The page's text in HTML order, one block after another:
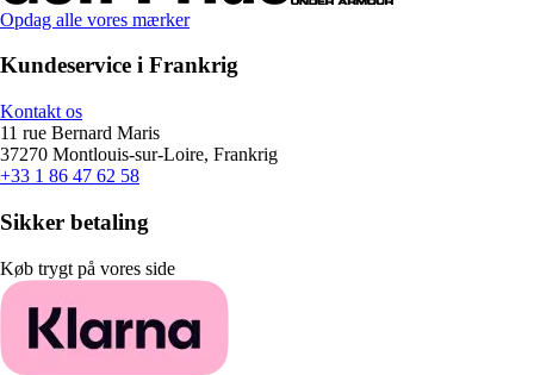
Opdag alle vores mærker
Kundeservice i Frankrig
Kontakt os
11 rue Bernard Maris
37270 Montlouis-sur-Loire, Frankrig
+33 1 86 47 62 58
Sikker betaling
Køb trygt på vores side